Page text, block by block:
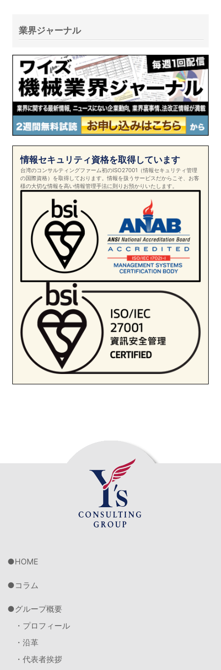
業界ジャーナル
情報セキュリティ資格を取得しています
台湾のコンサルティングファーム初のISO27001（情報セキュリティ管理
の国際資格）を取得しております。情報を扱うサービスだからこそ、お客
様の大切な情報を高い情報管理手法に則りお預かりいたします。
HOME
コラム
グループ概要
・プロフィール
・沿革
・代表者挨拶